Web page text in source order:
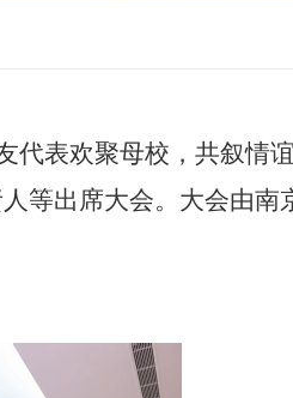
代表欢聚母校，共叙情
等出席大会。大会由南